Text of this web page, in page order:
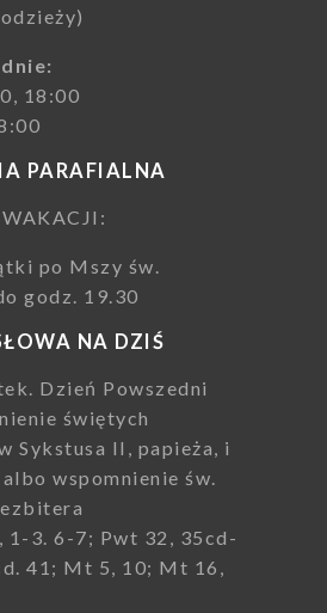
18:00
PARAFIALNA
po Mszy św.
godz. 19.30
NA DZIŚ
Dzień Powszedni
świętych
Sykstusa II, papieża, i
wspomnienie św.
1-3. 6-7; Pwt 32, 35cd-
41; Mt 5, 10; Mt 16,